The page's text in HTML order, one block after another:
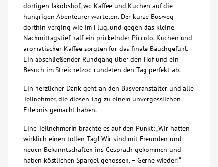
Kontakt
AWO BB Süd
dortigen Jakobshof, wo Kaffee und Kuchen auf die
hungrigen Abenteurer warteten. Der kurze Busweg
dorthin verging wie im Flug, und gegen das kleine
Nachmittagstief half ein prickelnder Piccolo. Kuchen und
aromatischer Kaffee sorgten für das finale Bauchgefühl.
Ein abschließender Rundgang über den Hof und ein
Besuch im Streichelzoo rundeten den Tag perfekt ab.
Ein herzlicher Dank geht an den Busveranstalter und alle
Teilnehmer, die diesen Tag zu einem unvergesslichen
Erlebnis gemacht haben.
Eine Teilnehmerin brachte es auf den Punkt: „Wir hatten
wirklich einen tollen Tag! Wir sind mit Freunden und
neuen Bekanntschaften ins Gespräch gekommen und
haben köstlichen Spargel genossen. – Gerne wieder!“